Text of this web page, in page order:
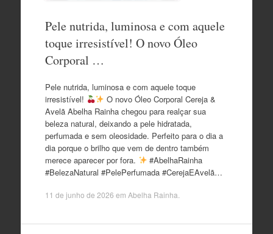
Pele nutrida, luminosa e com aquele
toque irresistível! O novo Óleo
Corporal …
Pele nutrida, luminosa e com aquele toque
irresistível!
O novo Óleo Corporal Cereja &
Avelã Abelha Rainha chegou para realçar sua
beleza natural, deixando a pele hidratada,
perfumada e sem oleosidade. Perfeito para o dia a
dia porque o brilho que vem de dentro também
merece aparecer por fora.
#AbelhaRainha
#BelezaNatural #PelePerfumada #CerejaEAvelã…
11 de junho de 2026 em Abelha Rainha